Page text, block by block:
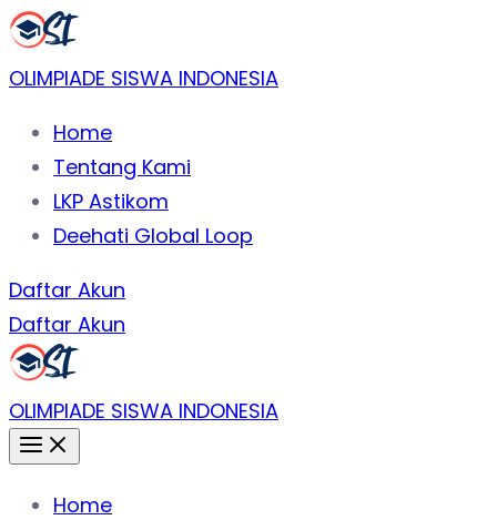
Lewati
konten
OLIMPIADE SISWA INDONESIA
Home
Tentang Kami
LKP Astikom
Deehati Global Loop
Daftar Akun
Daftar Akun
OLIMPIADE SISWA INDONESIA
Home